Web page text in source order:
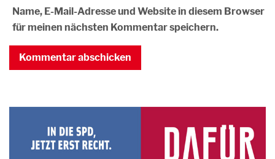
Name, E-Mail-Adresse und Website in diesem Browser
für meinen nächsten Kommentar speichern.